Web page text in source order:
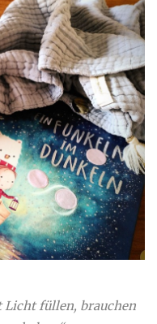
Licht füllen, brauchen